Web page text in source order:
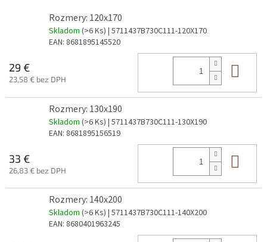
Rozmery: 120x170
Skladom (>6 Ks) | 5711437B730C111-120X170
EAN: 8681895145520
29 €
23,58 € bez DPH
Rozmery: 130x190
Skladom (>6 Ks) | 5711437B730C111-130X190
EAN: 8681895156519
33 €
26,83 € bez DPH
Rozmery: 140x200
Skladom (>6 Ks) | 5711437B730C111-140X200
EAN: 8680401963245